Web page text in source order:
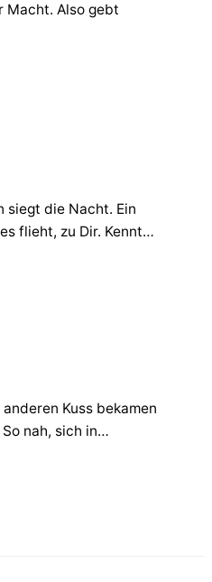
Macht. Also gebt
siegt die Nacht. Ein
flieht, zu Dir. Kennt…
Kuss bekamen
nah, sich in…